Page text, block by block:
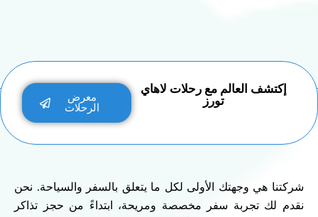
إكتشف العالم مع رحلات لاهاي
تورز
معرض
الرحلات
شركتنا هي وجهتك الأولى لكل ما يتعلق بالسفر والسياحة. نحن
نقدم لك تجربة سفر مخصصة ومريحة، ابتداءً من حجز تذاكر